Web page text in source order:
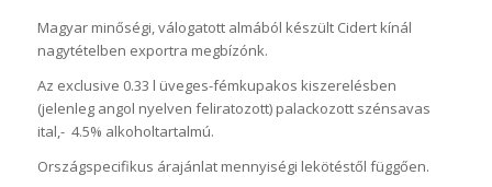
Magyar minőségi, válogatott almából készült Cidert kínál
nagytételben exportra megbízónk.
Az exclusive 0.33 l üveges-fémkupakos kiszerelésben
(jelenleg angol nyelven feliratozott) palackozott szénsavas
ital,- 4.5% alkoholtartalmú.
Országspecifikus árajánlat mennyiségi lekötéstől függően.